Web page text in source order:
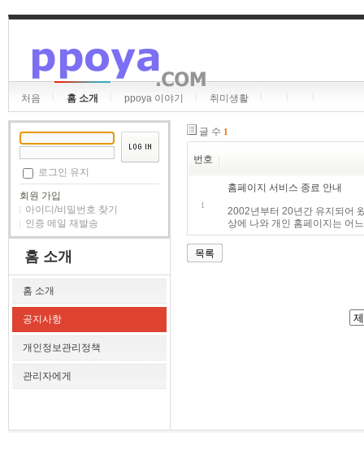
처음 홈 소개 ppoya 이야기 취미생활
로그인 유지
회원 가입
아이디/비밀번호 찾기
인증 메일 재발송
홈 소개
홈 소개
공지사항
개인정보관리정책
관리자에게
글 수 1
번호
1
홈페이지 서비스 종료 안내
2002년부터 20년간 유지되어
상에 나와 개인 홈페이지는 어
목록